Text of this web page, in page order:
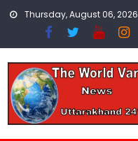
Thursday, August 06, 2026